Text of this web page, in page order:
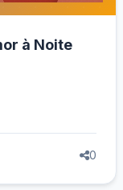
à Noite
0